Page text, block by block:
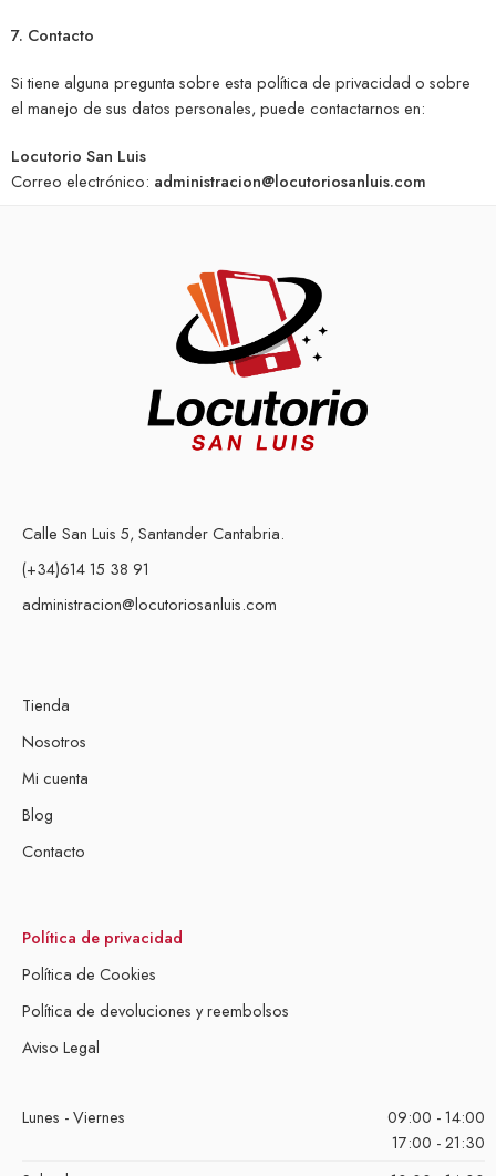
7. Contacto
Si tiene alguna pregunta sobre esta política de privacidad o sobre
el manejo de sus datos personales, puede contactarnos en:
Locutorio San Luis
Correo electrónico: administracion@locutoriosanluis.com
Calle San Luis 5, Santander Cantabria.
(+34)614 15 38 91
administracion@locutoriosanluis.com
Tienda
Nosotros
Mi cuenta
Blog
Contacto
Política de privacidad
Política de Cookies
Política de devoluciones y reembolsos
Aviso Legal
Lunes - Viernes
09:00 - 14:00
17:00 - 21:30